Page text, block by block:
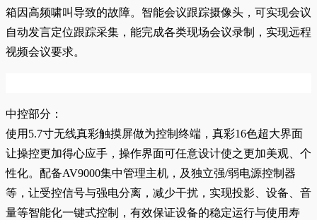
箱因高频啸叫导致的故障。智能会议跟踪摄像头，可实现会议
自动发言定位跟踪采集，能完成各类现场会议录制，实现远程
视频会议要求。
中控部分：
使用5.7寸无线真彩触摸屏做为控制终端，真彩16色超大界面
让操控更加得心应手，操作界面可任意设计使之更加美观、个
性化。配备AV9000集中管理主机，及独立强/弱电源控制器
等，让受控信号与强电分离，减少干扰，实现投影、设备、音
量等智能化一键式控制，有效保证设备的稳定运行与使用寿